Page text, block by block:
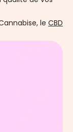
le CBD